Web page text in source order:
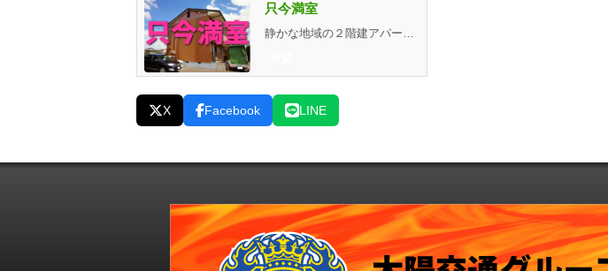
只今満室
静かな地域の２階建アパート。1階の３DKで駐車場有り。若い世帯...
X Facebook LINE